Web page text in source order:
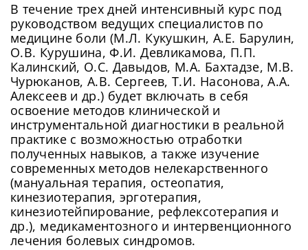
В течение трех дней интенсивный курс под
руководством ведущих специалистов по
медицине боли (М.Л. Кукушкин, А.Е. Барулин,
О.В. Курушина, Ф.И. Девликамова, П.П.
Калинский, О.С. Давыдов, М.А. Бахтадзе, М.В.
Чурюканов, А.В. Сергеев, Т.И. Насонова, А.А.
Алексеев и др.) будет включать в себя
освоение методов клинической и
инструментальной диагностики в реальной
практике с возможностью отработки
полученных навыков, а также изучение
современных методов нелекарственного
(мануальная терапия, остеопатия,
кинезиотерапия, эрготерапия,
кинезиотейпирование, рефлексотерапия и
др.), медикаментозного и интервенционного
лечения болевых синдромов.